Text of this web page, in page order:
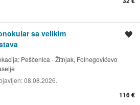
sa velikim
Peščenica - Žitnjak, Folnegovićevo
08.08.2026.
116 €